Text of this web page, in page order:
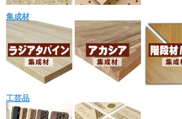
集成材
工芸品